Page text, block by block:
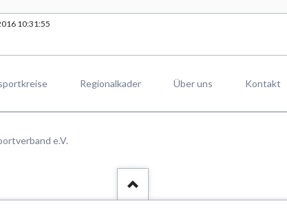
10:31:55
Regionalkader Über uns Kontakt
e.V.